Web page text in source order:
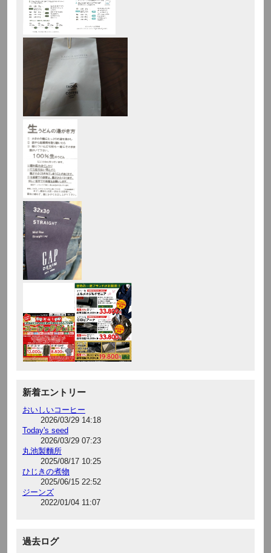
新着エントリー
おいしいコーヒー
2026/03/29 14:18
Today's seed
2026/03/29 07:23
丸池製麵所
2025/08/17 10:25
ひじきの煮物
2025/06/15 22:52
ジーンズ
2022/01/04 11:07
過去ログ